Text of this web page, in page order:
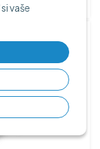
vaše
2x2g